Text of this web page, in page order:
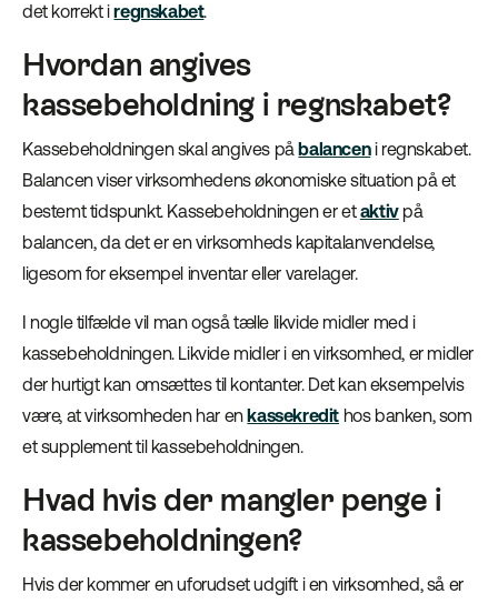
det korrekt iregnskabet.
Hvordan angives
kassebeholdning i regnskabet?
Kassebeholdningen skal angives påbalanceni regnskabet.
Balancen viser virksomhedens økonomiske situation på et
bestemt tidspunkt. Kassebeholdningen er etaktivpå
balancen, da det er en virksomheds kapitalanvendelse,
ligesom for eksempel inventar eller varelager.
I nogle tilfælde vil man også tælle likvide midler med i
kassebeholdningen. Likvide midler i en virksomhed, er midler
der hurtigt kan omsættes til kontanter. Det kan eksempelvis
være, at virksomheden har enkassekredit hos banken, som
et supplement til kassebeholdningen.
Hvad hvis der mangler penge i
kassebeholdningen?
Hvis der kommer en uforudset udgift i en virksomhed, så er